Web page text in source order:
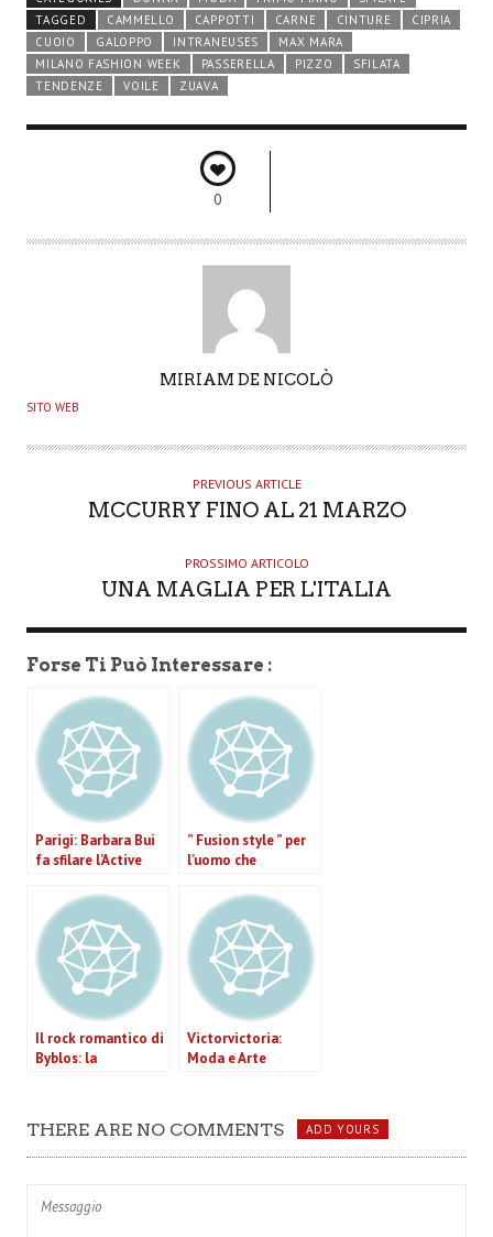
TAGGED
CAMMELLO CAPPOTTI CARNE CINTURE
CIPRIA
CUOIO
GALOPPO INTRANEUSES
MAX MARA
MILANO FASHION WEEK
PASSERELLA PIZZO
SFILATA
TENDENZE
VOILE ZUAVA
0
U
H
MIRIAM DE NICOLÒ
SITO WEB
PREVIOUS ARTICLE
MCCURRY FINO AL 21 MARZO
PROSSIMO ARTICOLO
UNA MAGLIA PER L'ITALIA
Forse Ti Può Interessare :
Parigi: Barbara Bui
fa sfilare l’Active
” Fusion style ” per
l’uomo che
a Milano con la
collezione A/I 2013-
14 (VIDEO)
Il rock romantico di
Byblos: la
Victorvictoria:
Moda e Arte
THERE ARE NO COMMENTS ADD YOURS